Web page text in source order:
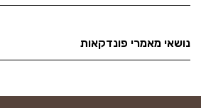
נושאי מאמרי פונדקאות